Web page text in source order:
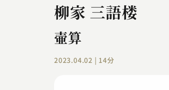
柳家 三語楼
壷算
2023.04.02 | 14分